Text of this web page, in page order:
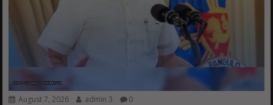
August 7, 2026 admin 3 0